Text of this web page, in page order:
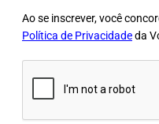
Ao se inscrever, você
Política de Privacidadeda